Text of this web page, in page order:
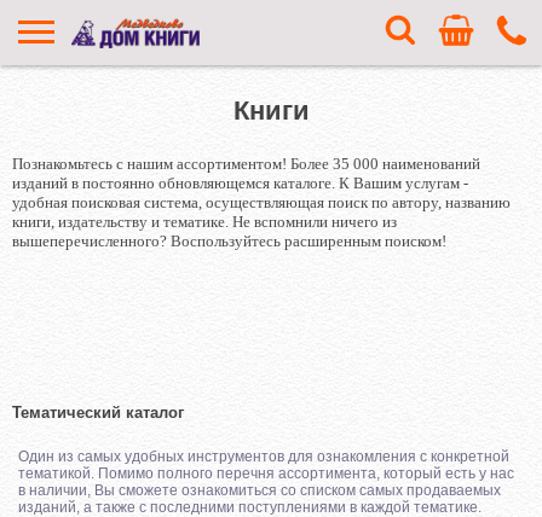
Книги
Познакомьтесь с нашим ассортиментом! Более 35 000 наименований
изданий в постоянно обновляющемся каталоге. К Вашим услугам -
удобная поисковая система, осуществляющая поиск по автору, названию
книги, издательству и тематике. Не вспомнили ничего из
вышеперечисленного? Воспользуйтесь расширенным поиском!
Тематический каталог
Один из самых удобных инструментов для ознакомления с конкретной
тематикой. Помимо полного перечня ассортимента, который есть у нас
в наличии, Вы сможете ознакомиться со списком самых продаваемых
изданий, а также с последними поступлениями в каждой тематике.